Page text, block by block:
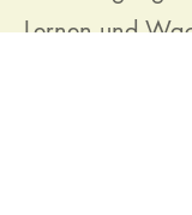
Lernen und